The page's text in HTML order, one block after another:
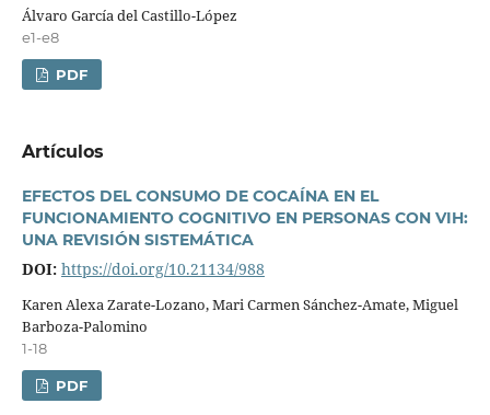
Álvaro Garcí­a del Castillo-López
e1-e8
PDF
Artí­culos
EFECTOS DEL CONSUMO DE COCAÍNA EN EL
FUNCIONAMIENTO COGNITIVO EN PERSONAS CON VIH:
UNA REVISIÓN SISTEMÁTICA
DOI: https://doi.org/10.21134/988
Karen Alexa Zarate-Lozano, Mari Carmen Sánchez-Amate, Miguel
Barboza-Palomino
1-18
PDF